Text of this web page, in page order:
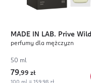
MADE IN LAB. Prive Wild
Amber
perfumy dla mężczyzn
50 ml
79,99 zł
100 ml = 159,98 zł